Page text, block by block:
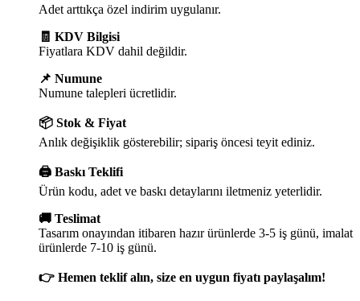
Adet arttıkça özel indirim uygulanır.
🧾 KDV Bilgisi
Fiyatlara KDV dahil değildir.
📌 Numune
Numune talepleri ücretlidir.
📦 Stok & Fiyat
Anlık değişiklik gösterebilir; sipariş öncesi teyit ediniz.
🖨️ Baskı Teklifi
Ürün kodu, adet ve baskı detaylarını iletmeniz yeterlidir.
🚚 Teslimat
Tasarım onayından itibaren hazır ürünlerde 3-5 iş günü, imalat
ürünlerde 7-10 iş günü.
👉 Hemen teklif alın, size en uygun fiyatı paylaşalım!